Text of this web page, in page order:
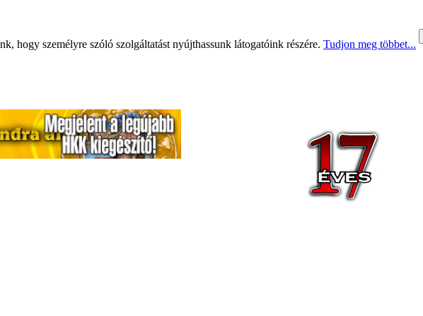
hogy személyre szóló szolgáltatást nyújthassunk látogatóink részére. Tudjon meg többet...